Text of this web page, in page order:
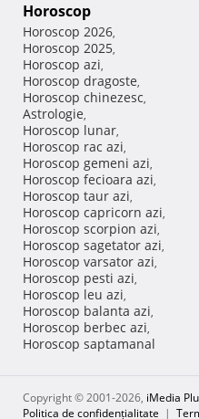
Horoscop
Horoscop 2026,
Horoscop 2025,
Horoscop azi,
Horoscop dragoste,
Horoscop chinezesc,
Astrologie,
Horoscop lunar,
Horoscop rac azi,
Horoscop gemeni azi,
Horoscop fecioara azi,
Horoscop taur azi,
Horoscop capricorn azi,
Horoscop scorpion azi,
Horoscop sagetator azi,
Horoscop varsator azi,
Horoscop pesti azi,
Horoscop leu azi,
Horoscop balanta azi,
Horoscop berbec azi,
Horoscop saptamanal
Copyright © 2001-2026, iMedia
Politica de confidențialitate |